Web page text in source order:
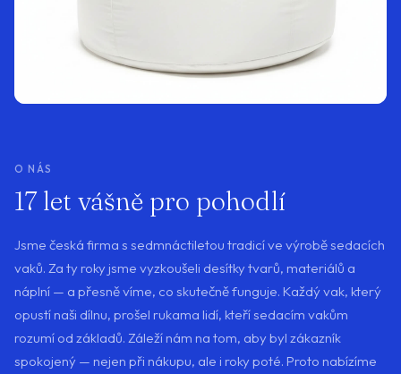
O NÁS
17 let vášně pro pohodlí
Jsme česká firma s sedmnáctiletou tradicí ve výrobě sedacích
vaků. Za ty roky jsme vyzkoušeli desítky tvarů, materiálů a
náplní — a přesně víme, co skutečně funguje. Každý vak, který
opustí naši dílnu, prošel rukama lidí, kteří sedacím vakům
rozumí od základů. Záleží nám na tom, aby byl zákazník
spokojený — nejen při nákupu, ale i roky poté. Proto nabízíme